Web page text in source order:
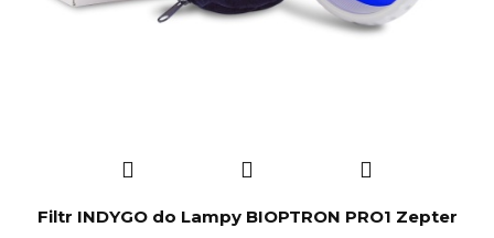
Filtr INDYGO do Lampy BIOPTRON PRO1 Zepter